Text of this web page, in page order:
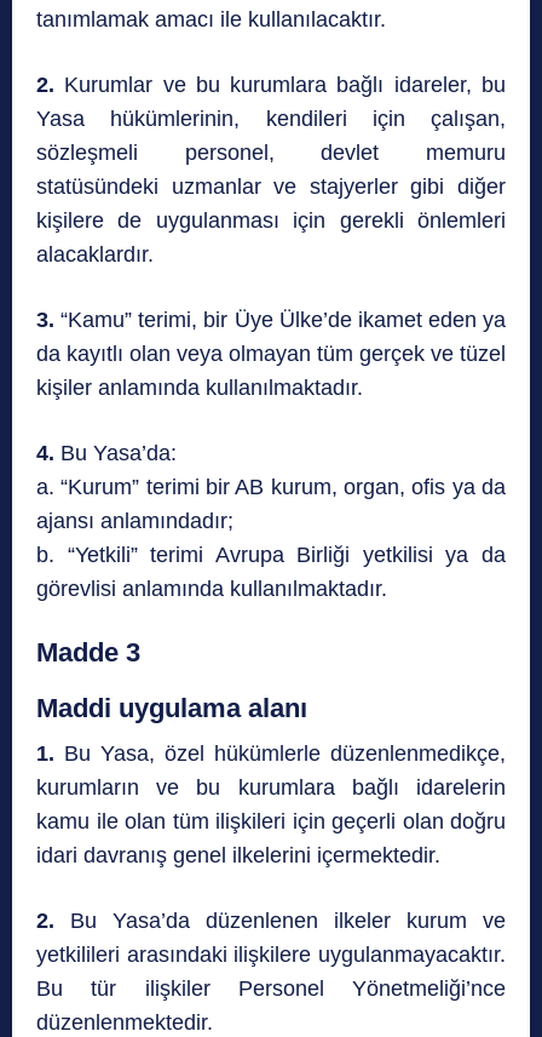
tanımlamak amacı ile kullanılacaktır.
2. Kurumlar ve bu kurumlara bağlı idareler, bu
Yasa hükümlerinin, kendileri için çalışan,
sözleşmeli personel, devlet memuru
statüsündeki uzmanlar ve stajyerler gibi diğer
kişilere de uygulanması için gerekli önlemleri
alacaklardır.
3. “Kamu” terimi, bir Üye Ülke’de ikamet eden ya
da kayıtlı olan veya olmayan tüm gerçek ve tüzel
kişiler anlamında kullanılmaktadır.
4. Bu Yasa’da:
a. “Kurum” terimi bir AB kurum, organ, ofis ya da
ajansı anlamındadır;
b. “Yetkili” terimi Avrupa Birliği yetkilisi ya da
görevlisi anlamında kullanılmaktadır.
Madde 3
Maddi uygulama alanı
1. Bu Yasa, özel hükümlerle düzenlenmedikçe,
kurumların ve bu kurumlara bağlı idarelerin
kamu ile olan tüm ilişkileri için geçerli olan doğru
idari davranış genel ilkelerini içermektedir.
2. Bu Yasa’da düzenlenen ilkeler kurum ve
yetkilileri arasındaki ilişkilere uygulanmayacaktır.
Bu tür ilişkiler Personel Yönetmeliği’nce
düzenlenmektedir.